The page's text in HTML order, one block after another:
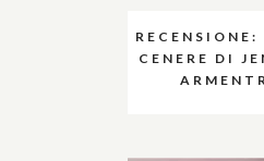
RECENSIONE:
CENERE DI